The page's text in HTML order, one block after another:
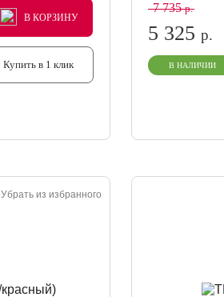
В КОРЗИНУ
В КОРЗИНУ
В КОРЗИНУ
Купить в 1 клик
7 735р.
5 325р.
В НАЛИЧИИ
Убрать из избранного